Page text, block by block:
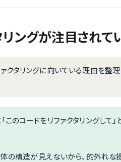
ングが注目されて
クタリングに向いている理由を整理
のコードをリファクタリングして
の構造が見えないから、的外れな